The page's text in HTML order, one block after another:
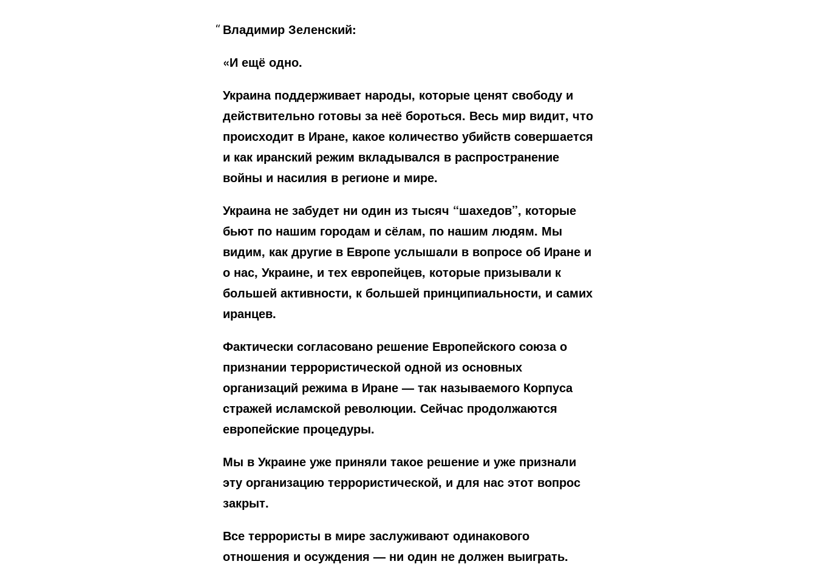
Владимир Зеленский:
«И ещё одно.
Украина поддерживает народы, которые ценят свободу и
действительно готовы за неё бороться. Весь мир видит, что
происходит в Иране, какое количество убийств совершается
и как иранский режим вкладывался в распространение
войны и насилия в регионе и мире.
Украина не забудет ни один из тысяч “шахедов”, которые
бьют по нашим городам и сёлам, по нашим людям. Мы
видим, как другие в Европе услышали в вопросе об Иране и
о нас, Украине, и тех европейцев, которые призывали к
большей активности, к большей принципиальности, и самих
иранцев.
Фактически согласовано решение Европейского союза о
признании террористической одной из основных
организаций режима в Иране — так называемого Корпуса
стражей исламской революции. Сейчас продолжаются
европейские процедуры.
Мы в Украине уже приняли такое решение и уже признали
эту организацию террористической, и для нас этот вопрос
закрыт.
Все террористы в мире заслуживают одинакового
отношения и осуждения — ни один не должен выиграть.